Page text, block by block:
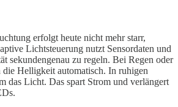
erfolgt heute nicht mehr starr,
Lichtsteuerung nutzt Sensordaten und
sekundengenau zu regeln. Bei Regen oder
Helligkeit automatisch. In ruhigen
das Licht. Das spart Strom und verlängert